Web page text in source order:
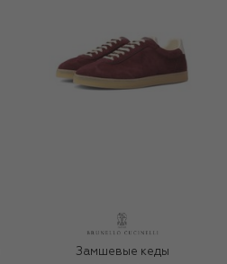
Замшевые кеды